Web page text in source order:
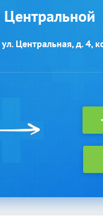
Центральная, д. 4,